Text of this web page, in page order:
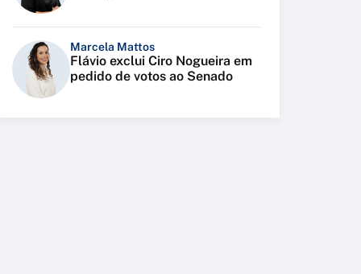
Marcela Mattos
Flávio exclui Ciro Nogueira em
pedido de votos ao Senado